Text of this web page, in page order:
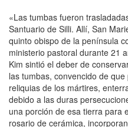
«Las tumbas fueron
Santuario de Silli. Allí, San
quinto obispo de la península
ministerio pastoral durante 21
Kim sintió el deber de
las tumbas, convencido de
reliquias de los mártires,
debido a las duras
una porción de esa tierra para
rosario de cerámica,